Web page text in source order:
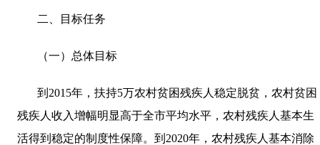
二、目标任务
（一）总体目标
到 2015年，扶持5万农村贫困残疾人稳定脱贫，农村贫困
残疾人收入增幅明显高于全市平均水平，农村残疾人基本生
活得到稳定的制度性保障。到 2020年，农村残疾人基本消除